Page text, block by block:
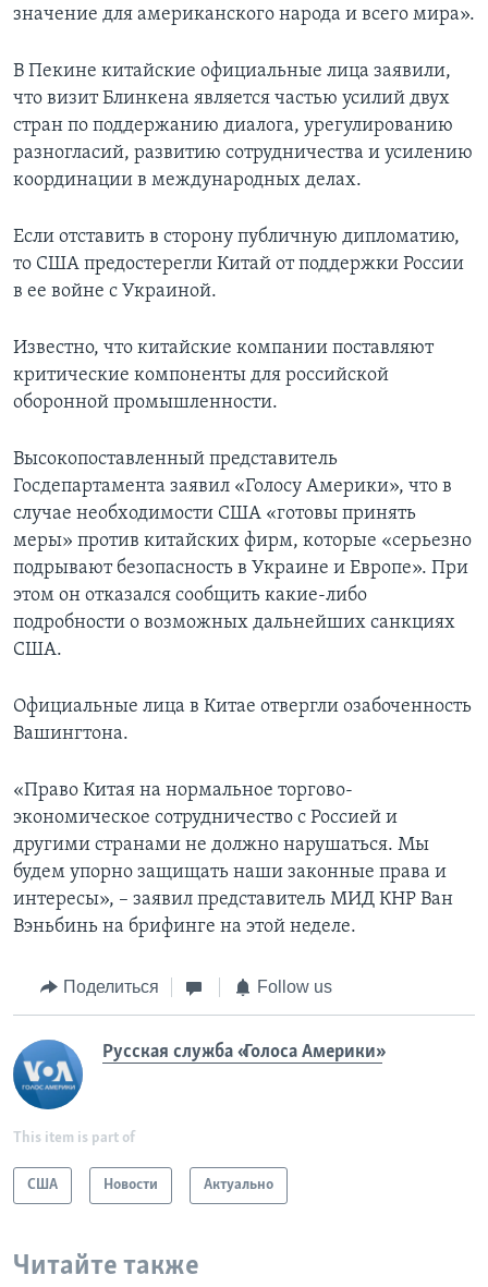
значение для американского народа и всего мира».
В Пекине китайские официальные лица заявили,
что визит Блинкена является частью усилий двух
стран по поддержанию диалога, урегулированию
разногласий, развитию сотрудничества и усилению
координации в международных делах.
Если отставить в сторону публичную дипломатию,
то США предостерегли Китай от поддержки России
в ее войне с Украиной.
Известно, что китайские компании поставляют
критические компоненты для российской
оборонной промышленности.
Высокопоставленный представитель
Госдепартамента заявил «Голосу Америки», что в
случае необходимости США «готовы принять
меры» против китайских фирм, которые «серьезно
подрывают безопасность в Украине и Европе». При
этом он отказался сообщить какие-либо
подробности о возможных дальнейших санкциях
США.
Официальные лица в Китае отвергли озабоченность
Вашингтона.
«Право Китая на нормальное торгово-
экономическое сотрудничество с Россией и
другими странами не должно нарушаться. Мы
будем упорно защищать наши законные права и
интересы», – заявил представитель МИД КНР Ван
Вэньбинь на брифинге на этой неделе.
Поделиться Follow us
Русская служба «Голоса Америки»
This item is part of
США Новости Актуально
Читайте также